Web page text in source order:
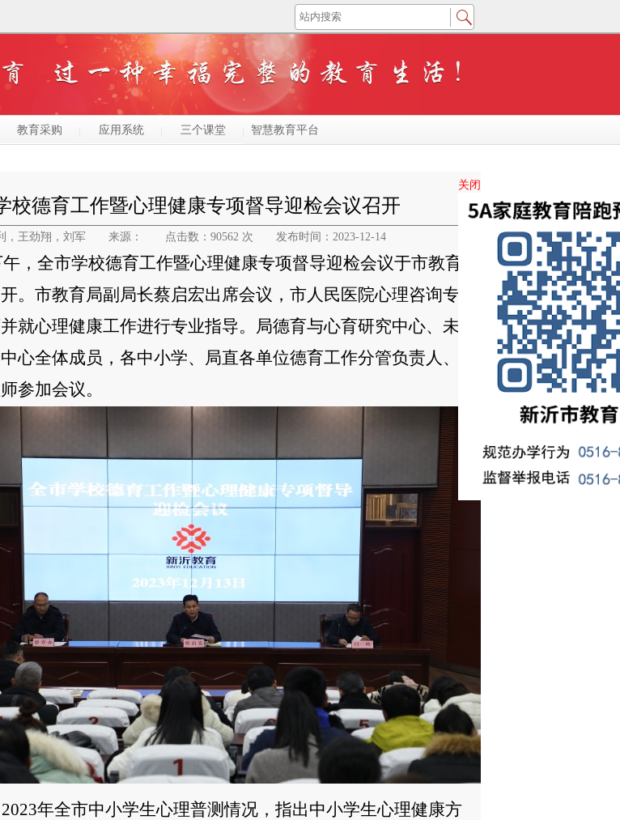
教育采购 应用系统 三个课堂 智慧教育平台
校德育工作暨心理健康专项督导迎检会议召开
，王劲翔，刘军 来源： 点击数：90562 次 发布时间：2023-12-14
，全市学校德育工作暨心理健康专项督导迎检会议于市教育
。 市教育局副局长蔡启宏出席会议 ，市人民医院心理咨询专
就心理健康工作进行专业指导。局德育与心育研究中心、未
心全体成员，各中小学、局直各单位德育工作分管负责人、
参加会议。
2023年全市中小学生心理普测情况， 指出中小学生心理健康方
关闭